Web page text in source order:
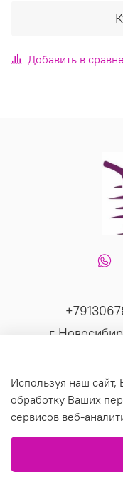
Добавить в
г
© 2019 Любое
Используя наш сайт,
обработку Ваших
сервисов веб-